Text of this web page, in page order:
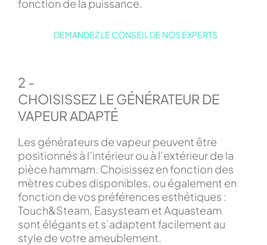
fonction de la puissance.
DEMANDEZ LE CONSEIL DE NOS EXPERTS
2 -
CHOISISSEZ LE GÉNÉRATEUR DE
VAPEUR ADAPTÉ
Les générateurs de vapeur peuvent être
positionnés à l’intérieur ou à l’extérieur de la
pièce hammam. Choisissez en fonction des
mètres cubes disponibles, ou également en
fonction de vos préférences esthétiques :
Touch&Steam, Easysteam et Aquasteam
sont élégants et s’adaptent facilement au
style de votre ameublement.